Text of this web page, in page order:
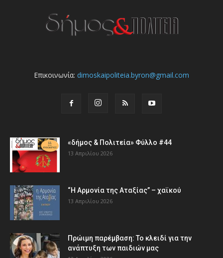
Επικοινωνία: dimoskaipoliteia.byron@gmail.com
«δήμος & Πολιτεία» Φύλλο #44
13 Απριλίου 2026
“Η Αρμονία της Αταξίας” – χαϊκού
13 Απριλίου 2026
Πρώιμη παρέμβαση: Το κλειδί για την
ανάπτυξη των παιδιών µας